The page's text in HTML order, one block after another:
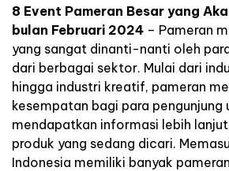
8 Event Pameran Besar yang
bulan Februari 2024 – Pameran
yang sangat dinanti-nanti oleh
dari berbagai sektor. Mulai dari
hingga industri kreatif, pameran
kesempatan bagi para pengunjung
mendapatkan informasi lebih
produk yang sedang dicari.
Indonesia memiliki banyak